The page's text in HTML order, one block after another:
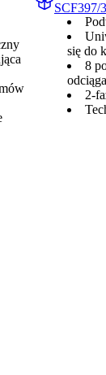
SCF397/
się do
8
2-